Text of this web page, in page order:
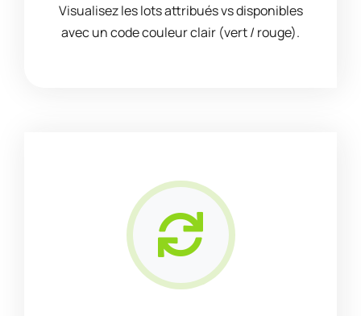
Visualisez les lots attribués vs disponibles
avec un code couleur clair (vert / rouge).